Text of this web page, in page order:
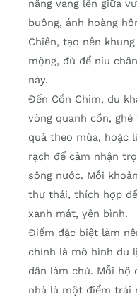
nắng vang lên giữa
buông, ánh hoàng
Chiên, tạo nên
mộng, đủ để níu
này.
Đến Cồn Chim, du
vòng quanh cồn,
quả theo mùa, hoặc
rạch để cảm nhận
sông nước. Mỗi
thư thái, thích hợp
xanh mát, yên bình.
Điểm đặc biệt làm
chính là mô hình du
dân làm chủ. Mỗi hộ
nhà là một điểm trải